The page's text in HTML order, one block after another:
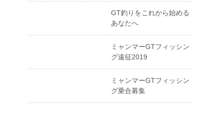
GT釣りをこれから始める
あなたへ
ミャンマーGTフィッシン
グ遠征2019
ミャンマーGTフィッシン
グ乗合募集